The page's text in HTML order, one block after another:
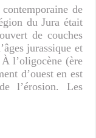
de
du Jura était
de couches
jurassique et
l’oligocène (ère
d’ouest en est
l’érosion. Les